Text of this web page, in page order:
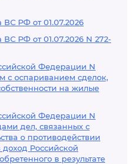
РФ от 01.07.2026
РФ от 01.07.2026 N 272-
Федерации N
с оспариванием сделок,
на жилые
Федерации N
дел, связанных с
о противодействии
Российской
в результате